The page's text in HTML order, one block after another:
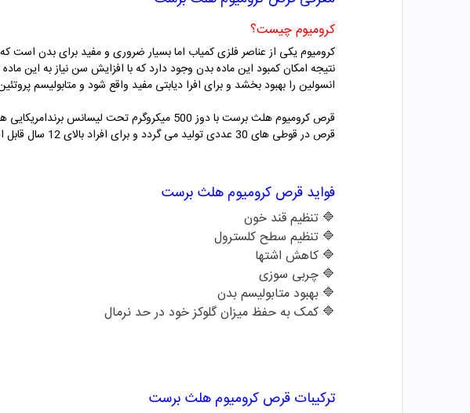
کرومیوم چیست؟
کرومیوم یکی از عناصر فلزی کمیاب اما بسیار ضروری و مفید برای بدن است
نتیجه امکان کمبود این ماده بدن وجود دارد که با افزایش سن نیاز به این
انسولین را بهبود بخشد و برای افرا دیابتی مفید واقع شود و متابولیسم
قرص کرومیوم هلث برست با دوز 500 میکروگرم
قرص در قوطی های 30 عددی تولید می گردد و برای افراد بالای 12 سال قابل استفاده می باشد.
فواید قرص کرومیوم هلث برست
🔷 تنظیم قند خون
🔷 تنظیم سطح کلسترول
🔷 کاهش اشتها
🔷 چربی سوزی
🔷 بهبود متابولیسم بدن
🔷 کمک به حفظ میزان گلوکز خود در حد نرمال
ترکیبات قرص کرومیوم هلث برست